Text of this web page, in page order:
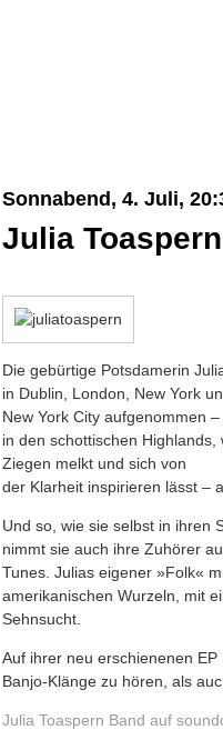
Sonnabend, 4. Juli,
Julia
Die gebürtige Potsdamerin
in Dublin, London, New York
New York City aufgenommen
in den schottischen
Ziegen melkt und sich von
der Klarheit inspirieren lässt –
Und so, wie sie selbst in ihren
nimmt sie auch ihre Zuhörer
Tunes. Julias eigener »Folk«
amerikanischen Wurzeln, mit
Sehnsucht.
Auf ihrer neu erschienenen
Banjo-Klänge zu hören, als
Julia Toaspern Band auf